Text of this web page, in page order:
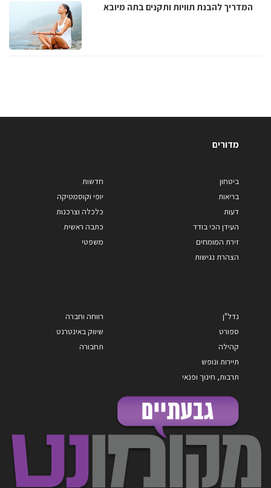
המדריך להבנת תוויות ותקנים בתה מיובא
מדורים
ביטחון
בריאות
דעות
העידן הכי בודד
זירת המומחים
הצהרת נגישות
חדשות
יופי וקוסמטיקה
כלכלה וצרכנות
כתבה ראשית
משפטי
נדל"ן
ספורט
קהילה
תיירות ונופש
תרבות, חינוך ופנאי
רווחה וחברה
שיווק באינטרנט
תחבורה